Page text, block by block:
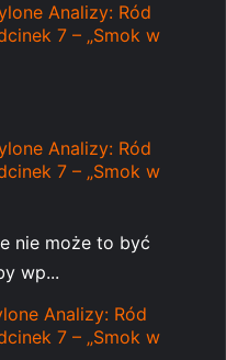
Analizy: Ród
7 – „Smok w
Analizy: Ród
7 – „Smok w
nie może to być
wp...
Analizy: Ród
7 – „Smok w